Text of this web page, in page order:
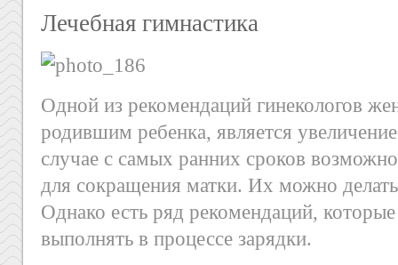
Лечебная гимнастика
Одной из рекомендаций гинекологов
родившим ребенка, является
случае с самых ранних сроков
для сокращения матки. Их можно
Однако есть ряд рекомендаций,
выполнять в процессе зарядки.